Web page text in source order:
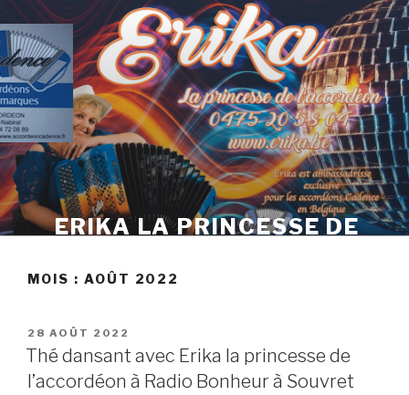
Skip
to
content
ERIKA LA PRINCESSE DE
MOIS : AOÛT 2022
POSTED
ON
28 AOÛT 2022
Thé dansant avec Erika la princesse de
l’accordéon à Radio Bonheur à Souvret